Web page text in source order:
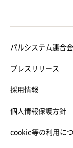
パルシステム連合会
プレスリリース
採用情報
個人情報保護方針
cookie等の利用に